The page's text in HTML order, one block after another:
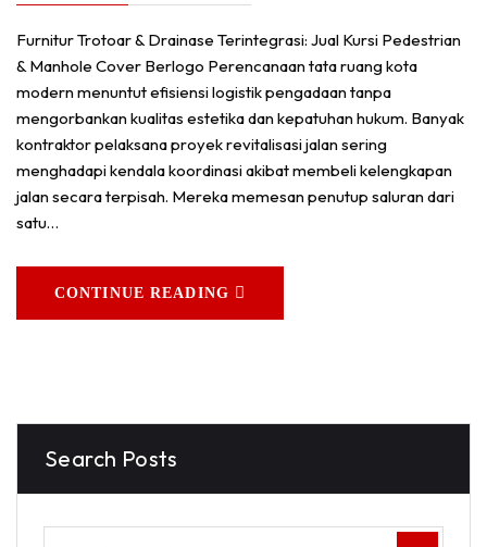
Furnitur Trotoar & Drainase Terintegrasi: Jual Kursi Pedestrian
& Manhole Cover Berlogo Perencanaan tata ruang kota
modern menuntut efisiensi logistik pengadaan tanpa
mengorbankan kualitas estetika dan kepatuhan hukum. Banyak
kontraktor pelaksana proyek revitalisasi jalan sering
menghadapi kendala koordinasi akibat membeli kelengkapan
jalan secara terpisah. Mereka memesan penutup saluran dari
satu…
CONTINUE READING
Search Posts